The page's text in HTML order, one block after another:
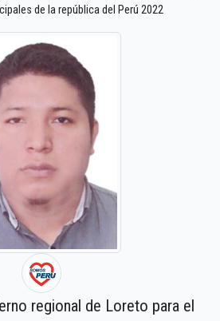
de la república del Perú 2022
regional de Loreto para el